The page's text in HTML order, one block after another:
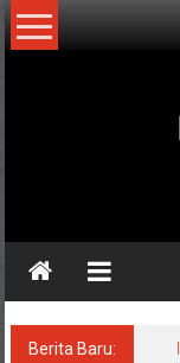
Lompat
ke
NEWS
Aktual
Berita Baru: